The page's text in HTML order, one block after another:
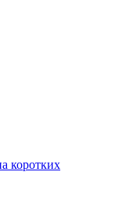
коротких